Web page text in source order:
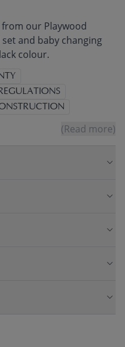
our Playwood
and baby changing
colour.
(Read more)